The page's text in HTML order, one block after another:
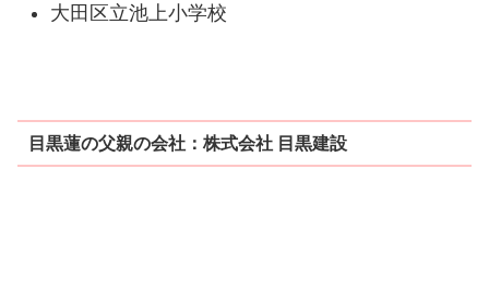
大田区立池上小学校
目黒蓮の父親の会社：株式会社 目黒建設